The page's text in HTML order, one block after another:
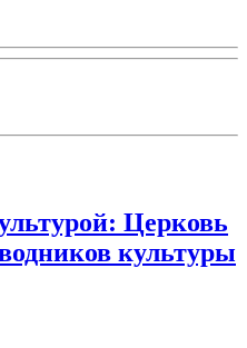
Церковь
культуры